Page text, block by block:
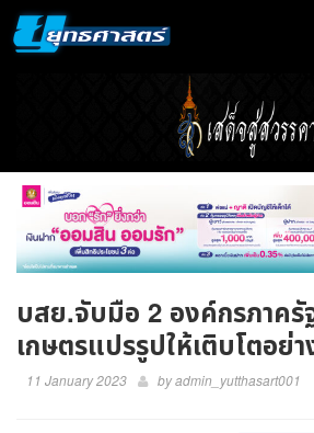
บสย.จับมือ 2 องค์กรภาครั
เกษตรแปรรูปให้เติบโตอ
11 January 2023 byadmin_yutthasart001